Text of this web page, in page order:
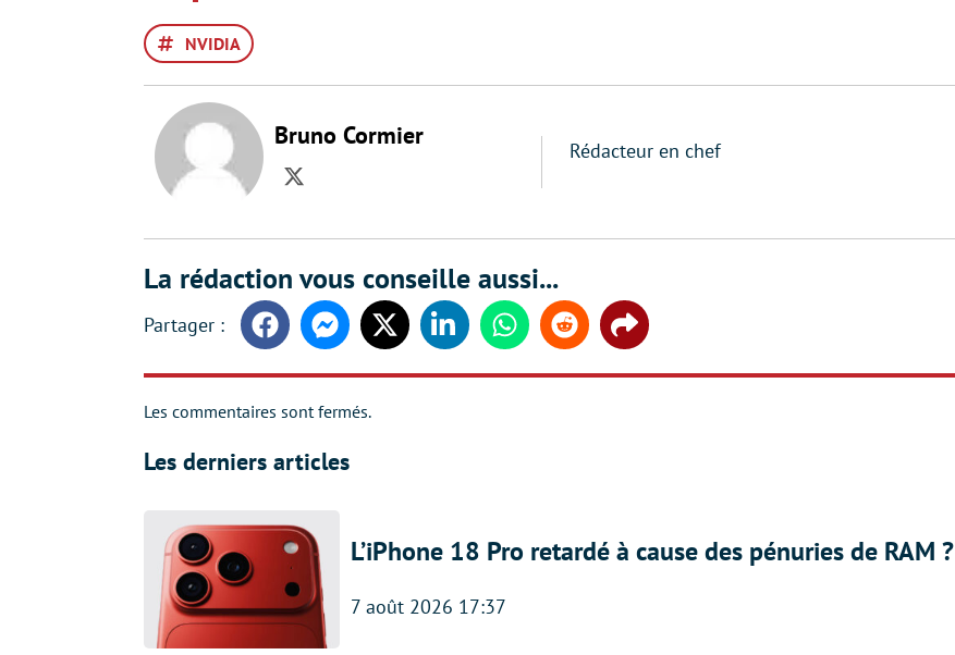
NVIDIA
Bruno Cormier
Twitter
Rédacteur en chef
La rédaction vous conseille aussi...
FacebookMessengerTwitter LinkedinWhatsappReddit Share
Les commentaires sont fermés.
Les derniers articles
L’iPhone 18 Pro retardé à cause des pénuries de RAM ?
7 août 2026 17:37